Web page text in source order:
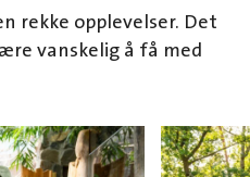
rekke opplevelser. Det
vanskelig å få med